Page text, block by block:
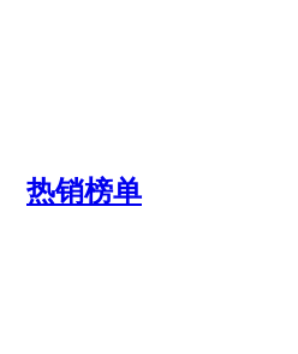
热销榜单